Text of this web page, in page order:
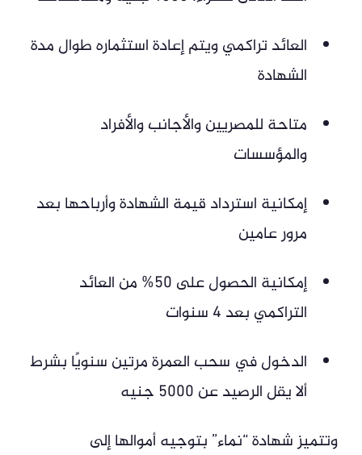
العائد تراكمي ويتم إعادة استثماره طوال مدة
الشهادة
متاحة للمصريين والأجانب والأفراد
والمؤسسات
إمكانية استرداد قيمة الشهادة وأرباحها بعد
مرور عامين
إمكانية الحصول على 50% من العائد
التراكمي بعد 4 سنوات
الدخول في سحب العمرة مرتين سنويًا بشرط
ألا يقل الرصيد عن 5000 جنيه
وتتميز شهادة “نماء” بتوجيه أموالها إلى